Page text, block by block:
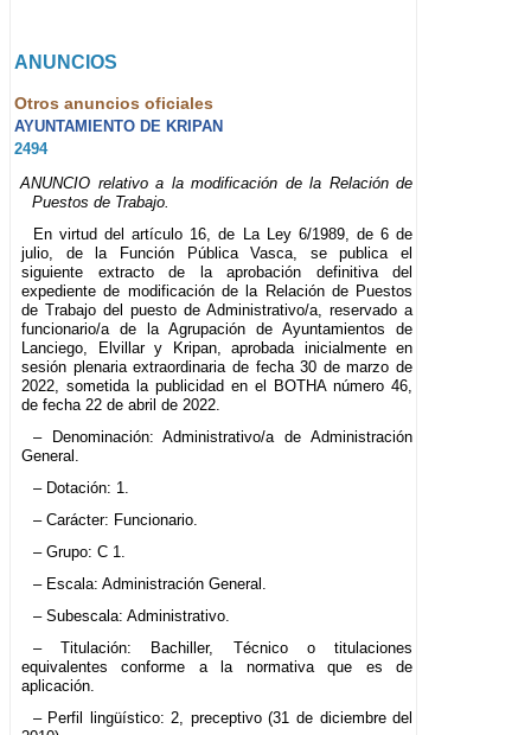
ANUNCIOS
Otros anuncios oficiales
AYUNTAMIENTO DE KRIPAN
2494
ANUNCIO relativo a la modificación de la Relación de
Puestos de Trabajo.
En virtud del artículo 16, de La Ley 6/1989, de 6 de
julio, de la Función Pública Vasca, se publica el
siguiente extracto de la aprobación definitiva del
expediente de modificación de la Relación de Puestos
de Trabajo del puesto de Administrativo/a, reservado a
funcionario/a de la Agrupación de Ayuntamientos de
Lanciego, Elvillar y Kripan, aprobada inicialmente en
sesión plenaria extraordinaria de fecha 30 de marzo de
2022, sometida la publicidad en el BOTHA número 46,
de fecha 22 de abril de 2022.
– Denominación: Administrativo/a de Administración
General.
– Dotación: 1.
– Carácter: Funcionario.
– Grupo: C 1.
– Escala: Administración General.
– Subescala: Administrativo.
– Titulación: Bachiller, Técnico o titulaciones
equivalentes conforme a la normativa que es de
aplicación.
– Perfil lingüístico: 2, preceptivo (31 de diciembre del